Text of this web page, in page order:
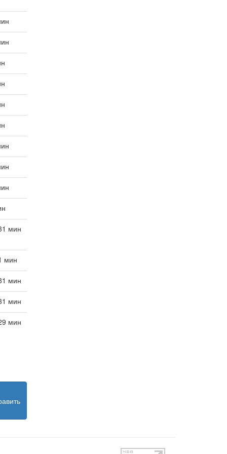
мин
мин
мин
мин
мин